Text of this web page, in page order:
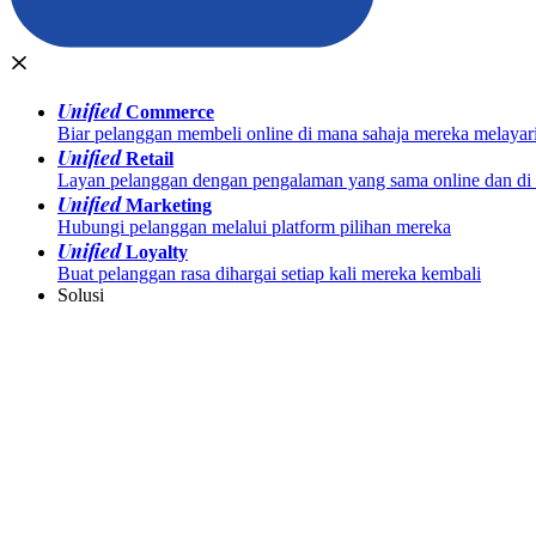
UnifiedCommerce
Biar pelanggan membeli online di mana sahaja mereka melayari
UnifiedRetail
Layan pelanggan dengan pengalaman yang sama online dan
UnifiedMarketing
Hubungi pelanggan melalui platform pilihan mereka
UnifiedLoyalty
Buat pelanggan rasa dihargai setiap kali mereka kembali
Solusi